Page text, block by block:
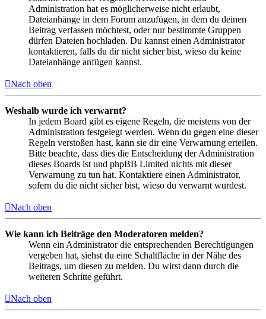
Administration hat es möglicherweise nicht erlaubt,
Dateianhänge in dem Forum anzufügen, in dem du deinen
Beitrag verfassen möchtest, oder nur bestimmte Gruppen
dürfen Dateien hochladen. Du kannst einen Administrator
kontaktieren, falls du dir nicht sicher bist, wieso du keine
Dateianhänge anfügen kannst.
Nach oben
Weshalb wurde ich verwarnt?
In jedem Board gibt es eigene Regeln, die meistens von der
Administration festgelegt werden. Wenn du gegen eine dieser
Regeln verstoßen hast, kann sie dir eine Verwarnung erteilen.
Bitte beachte, dass dies die Entscheidung der Administration
dieses Boards ist und phpBB Limited nichts mit dieser
Verwarnung zu tun hat. Kontaktiere einen Administrator,
sofern du die nicht sicher bist, wieso du verwarnt wurdest.
Nach oben
Wie kann ich Beiträge den Moderatoren melden?
Wenn ein Administrator die entsprechenden Berechtigungen
vergeben hat, siehst du eine Schaltfläche in der Nähe des
Beitrags, um diesen zu melden. Du wirst dann durch die
weiteren Schritte geführt.
Nach oben